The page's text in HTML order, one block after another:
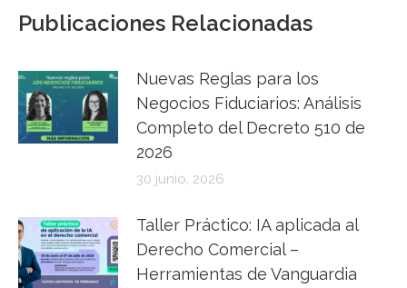
Publicaciones Relacionadas
Nuevas Reglas para los
Negocios Fiduciarios: Análisis
Completo del Decreto 510 de
2026
30 junio, 2026
Taller Práctico: IA aplicada al
Derecho Comercial –
Herramientas de Vanguardia